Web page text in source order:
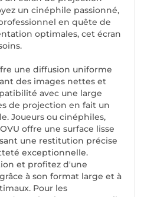
un cinéphile passionné,
en quête de
optimales, cet écran
une diffusion uniforme
des images nettes et
avec une large
de projection en fait un
Joueurs ou cinéphiles,
offre une surface lisse
une restitution précise
exceptionnelle.
et profitez d'une
à son format large et à
Pour les